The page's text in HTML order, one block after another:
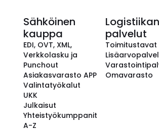
Sähköinen
kauppa
EDI, OVT, XML,
Verkkolasku ja
Punchout
Asiakasvarasto APP
Valintatyökalut
UKK
Julkaisut
Yhteistyökumppanit
A-Z
Logistiikan
palvelut
Toimitustavat
Omavarasto